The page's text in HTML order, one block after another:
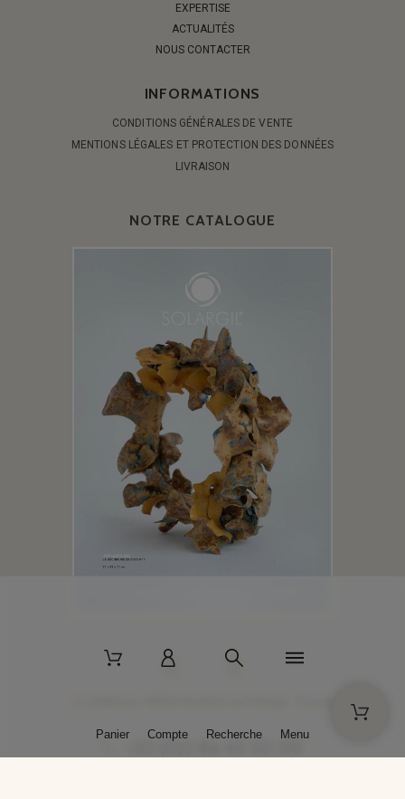
EXPERTISE
ACTUALITÉS
NOUS CONTACTER
INFORMATIONS
CONDITIONS GÉNÉRALES DE VENTE
MENTIONS LÉGALES ET PROTECTION DES DONNÉES
LIVRAISON
NOTRE CATALOGUE
+33 (0)3 86 45 50 00
Panier Compte Recherche Menu